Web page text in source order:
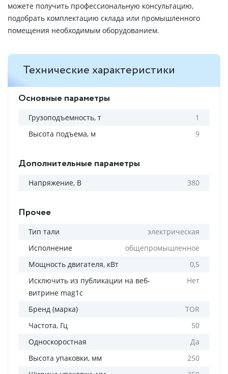
можете получить профессиональную консультацию,
подобрать комплектацию склада или промышленного
помещения необходимым оборудованием.
Технические характеристики
Основные параметры
Грузоподъемность, т
1
Высота подъема, м
9
Дополнительные параметры
Напряжение, В 380
Прочее
Тип тали
электрическая
Исполнение
общепромышленное
Мощность двигателя, кВт
0,5
Исключить из публикации на веб-
витрине mag1c
Нет
Бренд (марка)
TOR
Частота, Гц
50
Односкоростная
Да
Высота упаковки, мм
250